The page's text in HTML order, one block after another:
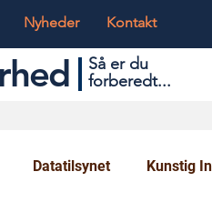
Nyheder Kontakt
Så er du
forberedt...
Datatilsynet Kunstig